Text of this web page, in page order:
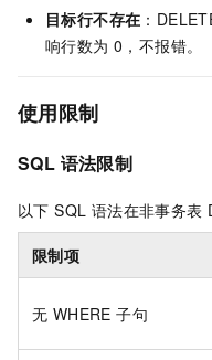
目标行不存在 ：
响行数为 0，不报错。
使用限制
SQL 语法限制
以下 SQL 语法在非事务表
限制项
无 WHERE 子句